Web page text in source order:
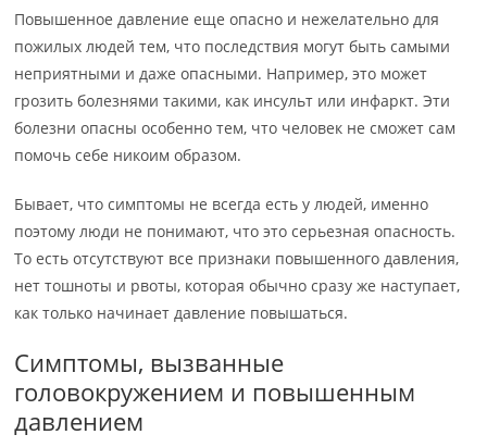
Повышенное давление еще опасно и нежелательно для
пожилых людей тем, что последствия могут быть самыми
неприятными и даже опасными. Например, это может
грозить болезнями такими, как инсульт или инфаркт. Эти
болезни опасны особенно тем, что человек не сможет сам
помочь себе никоим образом.
Бывает, что симптомы не всегда есть у людей, именно
поэтому люди не понимают, что это серьезная опасность.
То есть отсутствуют все признаки повышенного давления,
нет тошноты и рвоты, которая обычно сразу же наступает,
как только начинает давление повышаться.
Симптомы, вызванные
головокружением и повышенным
давлением